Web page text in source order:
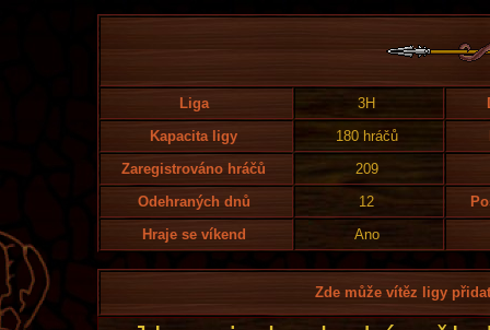
Liga 3H
Kapacita ligy
180 hráčů
Zaregistrováno hráčů
209
Odehraných dnů
12
Hraje se víkend
Ano
Zde může vítěz ligy